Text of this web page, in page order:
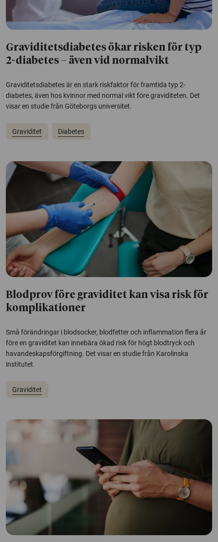
Graviditetsdiabetes ökar risken för typ
2-diabetes – även vid normalvikt
Graviditetsdiabetes är en stark riskfaktor för framtida typ 2-
diabetes, även hos kvinnor med normal vikt före graviditeten. Det
visar en studie från Göteborgs universitet.
Graviditet Diabetes
Blodprov före graviditet kan visa risk för
komplikationer
Små förändringar i blodsocker, blodfetter och inflammation flera år
före en graviditet kan innebära ökad risk för högt blodtryck och
havandeskapsförgiftning. Det visar en studie från Karolinska
institutet.
Graviditet